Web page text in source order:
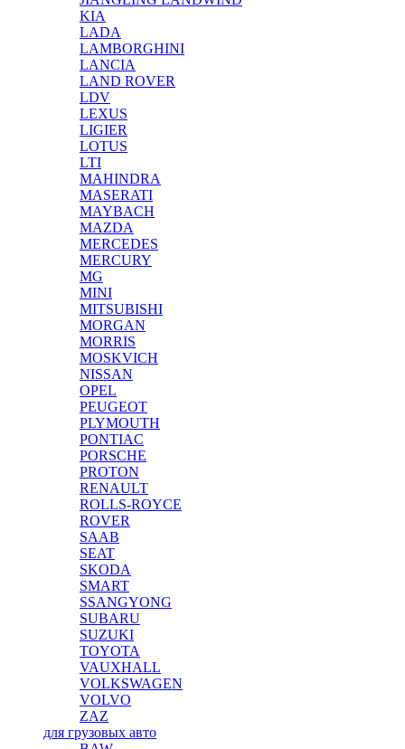
KIA
LADA
LAMBORGHINI
LANCIA
LAND ROVER
LDV
LEXUS
LIGIER
LOTUS
LTI
MAHINDRA
MASERATI
MAYBACH
MAZDA
MERCEDES
MERCURY
MG
MINI
MITSUBISHI
MORGAN
MORRIS
MOSKVICH
NISSAN
OPEL
PEUGEOT
PLYMOUTH
PONTIAC
PORSCHE
PROTON
RENAULT
ROLLS-ROYCE
ROVER
SAAB
SEAT
SKODA
SMART
SSANGYONG
SUBARU
SUZUKI
TOYOTA
VAUXHALL
VOLKSWAGEN
VOLVO
ZAZ
для грузовых авто